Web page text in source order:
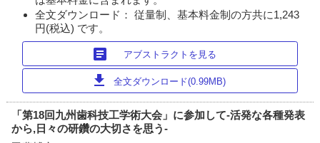
全文ダウンロード： 従量制、基本料金制の方共に1,243
円(税込) です。
article アブストラクトを見る
download 全文ダウンロード(0.99MB)
「第18回九州歯科技工学術大会」に参加して-活発な各種発表
から,日々の研鑽の大切さを思う-